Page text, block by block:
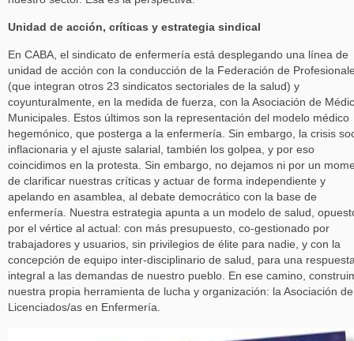
Unidad de acción, críticas y estrategia sindical
En CABA, el sindicato de enfermería está desplegando una línea de
unidad de acción con la conducción de la Federación de
(que integran otros 23 sindicatos sectoriales de la salud) y
coyunturalmente, en la medida de fuerza, con la Asociación de
Municipales. Estos últimos son la representación del modelo médico
hegemónico, que posterga a la enfermería. Sin embargo, la crisis
inflacionaria y el ajuste salarial, también los golpea, y por eso
coincidimos en la protesta. Sin embargo, no dejamos ni por un
de clarificar nuestras críticas y actuar de forma independiente y
apelando en asamblea, al debate democrático con la base de
enfermería. Nuestra estrategia apunta a un modelo de salud,
por el vértice al actual: con más presupuesto, co-gestionado por
trabajadores y usuarios, sin privilegios de élite para nadie, y con la
concepción de equipo inter-disciplinario de salud, para una
integral a las demandas de nuestro pueblo. En ese camino,
nuestra propia herramienta de lucha y organización: la Asociación de
Licenciados/as en Enfermería.